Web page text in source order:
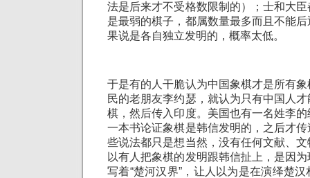
法是后来才不受格数限制的）；士和大
是最弱的棋子，都属数量最多而且不能
果说是各自独立发明的，概率太低。
于是有的人干脆认为中国象棋才是所有
民的老朋友李约瑟，就认为只有中国人
棋，然后传入印度。美国也有一名姓李
一本书论证象棋是韩信发明的，之后才
些说法都只是想当然，没有任何文献、
以有人把象棋的发明跟韩信扯上，是因
写着“楚河汉界”，让人以为是在演绎楚